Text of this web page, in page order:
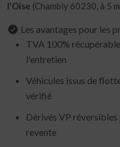
l'Oise (Chambly 60230, à 5
Les avantages pour les
TVA 100%
l'entretien
Véhicules issus de
vérifié
Dérivés VP
revente